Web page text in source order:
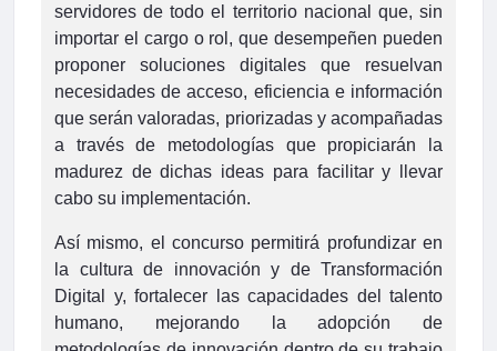
servidores de todo el territorio nacional que, sin
importar el cargo o rol, que desempeñen pueden
proponer soluciones digitales que resuelvan
necesidades de acceso, eficiencia e información
que serán valoradas, priorizadas y acompañadas
a través de metodologías que propiciarán la
madurez de dichas ideas para facilitar y llevar
cabo su implementación.
Así mismo, el concurso permitirá profundizar en
la cultura de innovación y de Transformación
Digital y, fortalecer las capacidades del talento
humano, mejorando la adopción de